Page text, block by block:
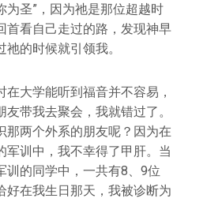
为圣”，因为祂是那位超越时
首看自己走过的路，发现神早
的时候就引领我。
在大学能听到福音并不容易，
友带我去聚会，我就错过了。
那两个外系的朋友呢？因为在
军训中，我不幸得了甲肝。当
训的同学中，一共有8、9位
好在我生日那天，我被诊断为